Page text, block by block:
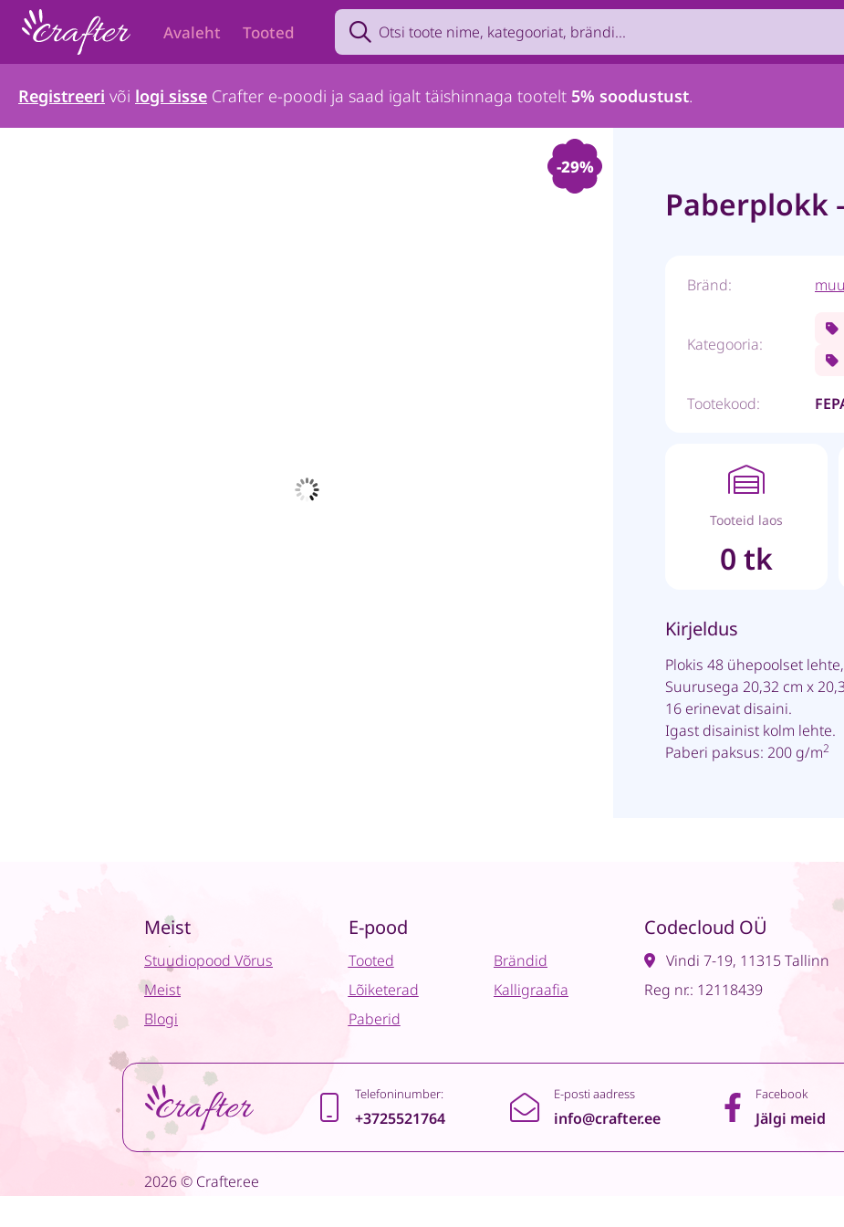
Avaleht Tooted
Search product by name, brand, category...
Registreeri või logi sisse Crafter e-poodi ja saad igalt täishinnaga tootelt 5% soodustust.
-29%
Paberplokk
Bränd: muu
Kategooria:
Tootekood:
Tooteid laos
0 tk
Kirjeldus
Plokis 48 ühepoolset
Suurusega 20,32 cm x
16 erinevat disaini.
Igast disainist kolm lehte.
Paberi paksus: 200 g/m2
Meist
Stuudiopood Võrus
Meist
Blogi
E-pood
Tooted
Lõiketerad
Paberid
Brändid
Kalligraafia
Codecloud OÜ
Vindi 7-19, 11315 Tallinn
Reg nr.: 12118439
Telefoninumber:
+3725521764
E-posti aadress
info@crafter.ee
Facebook
Jälgi meid
2026 © Crafter.ee